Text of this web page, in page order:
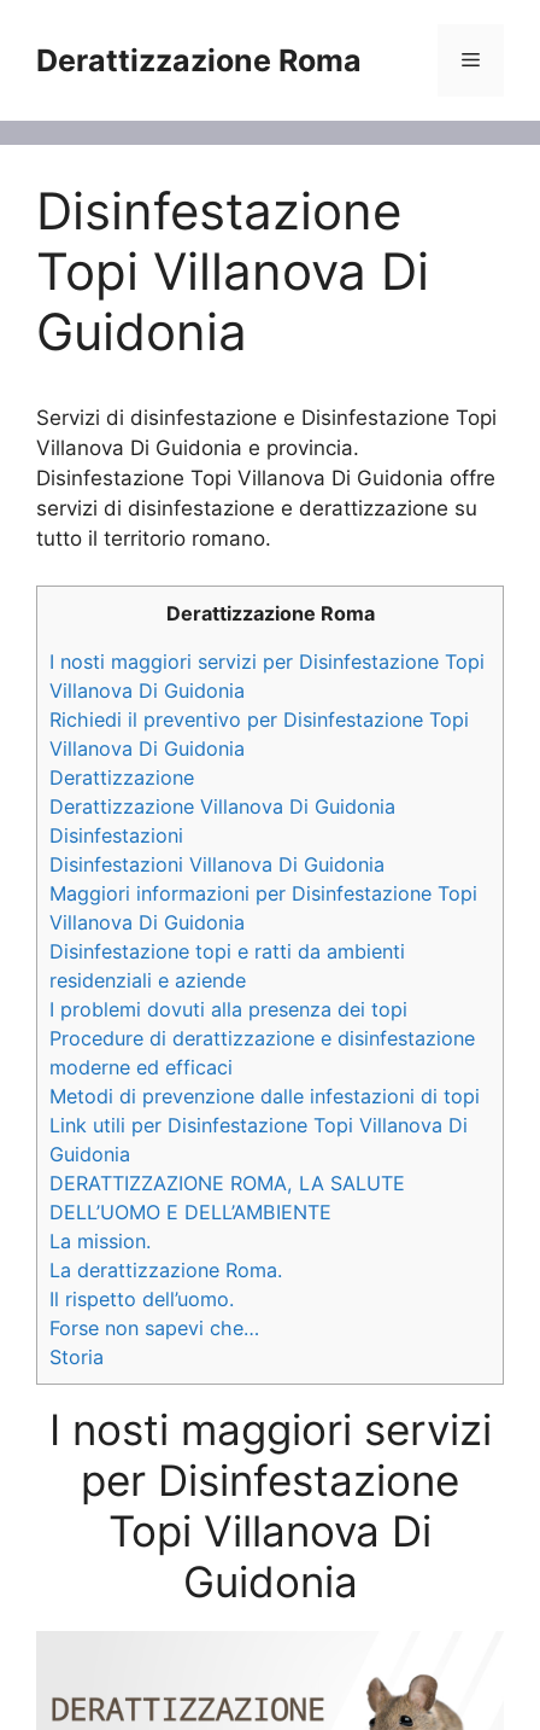
contenuto
Derattizzazione Roma Menu
Disinfestazione
Topi Villanova Di
Guidonia
Servizi di disinfestazione e Disinfestazione Topi
Villanova Di Guidonia e provincia.
Disinfestazione Topi Villanova Di Guidonia offre
servizi di disinfestazione e derattizzazione su
tutto il territorio romano.
Derattizzazione Roma
I nosti maggiori servizi per Disinfestazione Topi
Villanova Di Guidonia
Richiedi il preventivo per Disinfestazione Topi
Villanova Di Guidonia
Derattizzazione
Derattizzazione Villanova Di Guidonia
Disinfestazioni
Disinfestazioni Villanova Di Guidonia
Maggiori informazioni per Disinfestazione Topi
Villanova Di Guidonia
Disinfestazione topi e ratti da ambienti
residenziali e aziende
I problemi dovuti alla presenza dei topi
Procedure di derattizzazione e disinfestazione
moderne ed efficaci
Metodi di prevenzione dalle infestazioni di topi
Link utili per Disinfestazione Topi Villanova Di
Guidonia
DERATTIZZAZIONE ROMA, LA SALUTE
DELL’UOMO E DELL’AMBIENTE
La mission.
La derattizzazione Roma.
Il rispetto dell’uomo.
Forse non sapevi che…
Storia
I nosti maggiori servizi
per Disinfestazione
Topi Villanova Di
Guidonia